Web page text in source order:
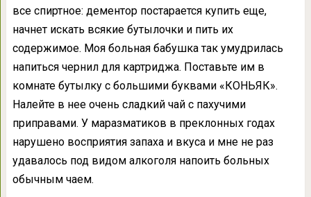
все спиртное: дементор постарается купить еще,
начнет искать всякие бутылочки и пить их
содержимое. Моя больная бабушка так умудрилась
напиться чернил для картриджа. Поставьте им в
комнате бутылку с большими буквами «КОНЬЯК».
Налейте в нее очень сладкий чай с пахучими
приправами. У маразматиков в преклонных годах
нарушено восприятия запаха и вкуса и мне не раз
удавалось под видом алкоголя напоить больных
обычным чаем.